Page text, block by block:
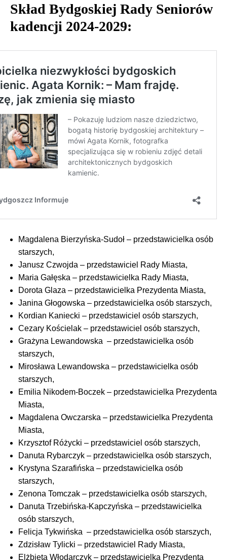
Skład Bydgoskiej Rady Seniorów
kadencji 2024-2029:
Magdalena Bierzyńska-Sudoł – przedstawicielka osób
starszych,
Janusz Czwojda – przedstawiciel Rady Miasta,
Maria Gałęska – przedstawicielka Rady Miasta,
Dorota Glaza – przedstawicielka Prezydenta Miasta,
Janina Głogowska – przedstawicielka osób starszych,
Kordian Kaniecki – przedstawiciel osób starszych,
Cezary Kościelak – przedstawiciel osób starszych,
Grażyna Lewandowska – przedstawicielka osób
starszych,
Mirosława Lewandowska – przedstawicielka osób
starszych,
Emilia Nikodem-Boczek – przedstawicielka Prezydenta
Miasta,
Magdalena Owczarska – przedstawicielka Prezydenta
Miasta,
Krzysztof Różycki – przedstawiciel osób starszych,
Danuta Rybarczyk – przedstawicielka osób starszych,
Krystyna Szarafińska – przedstawicielka osób
starszych,
Zenona Tomczak – przedstawicielka osób starszych,
Danuta Trzebińska-Kapczyńska – przedstawicielka
osób starszych,
Felicja Tykwińska – przedstawicielka osób starszych,
Zdzisław Tylicki – przedstawiciel Rady Miasta,
Elżbieta Włodarczyk – przedstawicielka Prezydenta